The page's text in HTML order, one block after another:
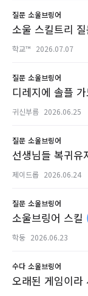
질문 소울브링어
소울 스킬트리
학교™ 2026.07.07
질문 소울브링어
디레지에 솔플
귀신부름 2026.06.25
질문 소울브링어
선생님들 복귀유
제이드롭 2026.06.24
질문 소울브링어
소울브링어 스킬
학둥 2026.06.23
수다 소울브링어
오래된 게임이라